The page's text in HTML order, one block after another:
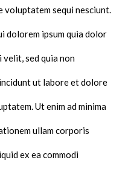
voluptatem sequi nesciunt.
dolorem ipsum quia dolor
velit, sed quia non
ut labore et dolore
Ut enim ad minima
ullam corporis
ex ea commodi